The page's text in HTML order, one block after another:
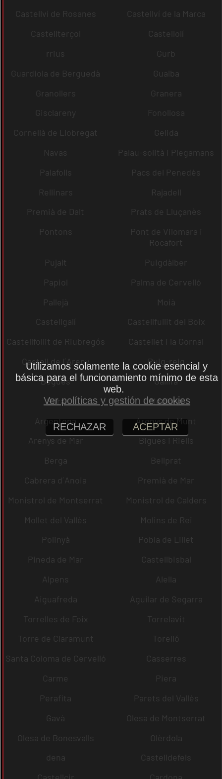
Castellví de Rosanes
Castellví de la Marca
Castellterçol
Castellolí
rrius
Gurb
Guardiola de Berguedà
Gualba
Granollers
Granera
Gisclareny
Fonollosa
Cornellà de Llobregat
Gelida
Navas
Palau-solità i Plegamans
Palafolls
Pacs del Penedès
Rellinars
Rajadell
Premià de Dalt
Prats de Lluçanès
Pontons
Pont de Vilomara i
Rocafort
Pujalt
Puigdàlber
Papiol
Palma de Cervelló
Pallejà
Moià
Castellgalí
Castellfullit del Boix
Castellfollit de Riubregós
Castellet i la Gornal
Castell de l´Areny
Puig-reig
Begues
Gallifa
Sora
Mediona
Argentona
Arenys de Munt
Arenys de Mar
Bigues i Riells
Berga
Bellprat
Cabrera d´Anoia
Premià de Mar
Monistrol de Montserrat
Monistrol de Calders
Mollet del Vallès
Molins de Rei
Polinyà
Pobla de Lillet
Pineda de Mar
Castellbisbal
Alpens
Alella
Aiguafreda
Aguilar de Segarra
Torrelles de Foix
Torrelavit
Torre de Claramunt
Torelló
Santa Coloma de Cervelló
Casserres
Carme
Piera
Perafita
Parets del Vallès
Gavà
Olesa de Montserrat
Olesa de Bonesvalls
Olèrdola
dena
Castelldefels
Utilizamos solamente la cookie esencial y
básica para el funcionamiento mínimo de esta
web.
Ver políticas y gestión de cookies
RECHAZAR ACEPTAR